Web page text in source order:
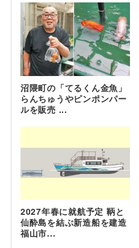
沼隈町の「てるくん金魚」
らんちゅうやピンポンパー
ルを販売 ...
2027年春に就航予定 鞆と
仙酔島を結ぶ新造船を建造
福山市...